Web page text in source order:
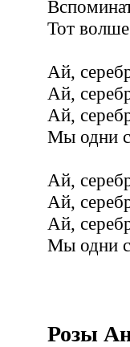
Тот
Ай,
Ай,
Ай,
Мы одни с
Ай,
Ай,
Ай,
Мы одни с
Розы